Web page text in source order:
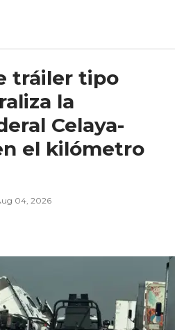
tráiler tipo
la
Celaya-
el kilómetro
04, 2026